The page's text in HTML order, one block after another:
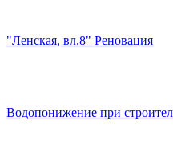
"Ленская, вл.8" Реновация
Водопонижение при